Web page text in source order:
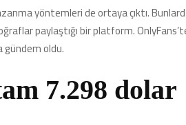
yöntemleri de ortaya çıktı.
paylaştığı bir platform.
oldu.
7.298 dolar